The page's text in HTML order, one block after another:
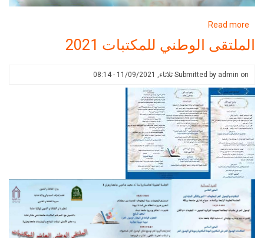
Read more
الاحتفال
بالذكرى
لاندلاع
الثورة
التحريرية
الملتقى الوطني للمكتبات 2021
Submitted by admin on ثلاثاء, 11/09/2021 - 08:14